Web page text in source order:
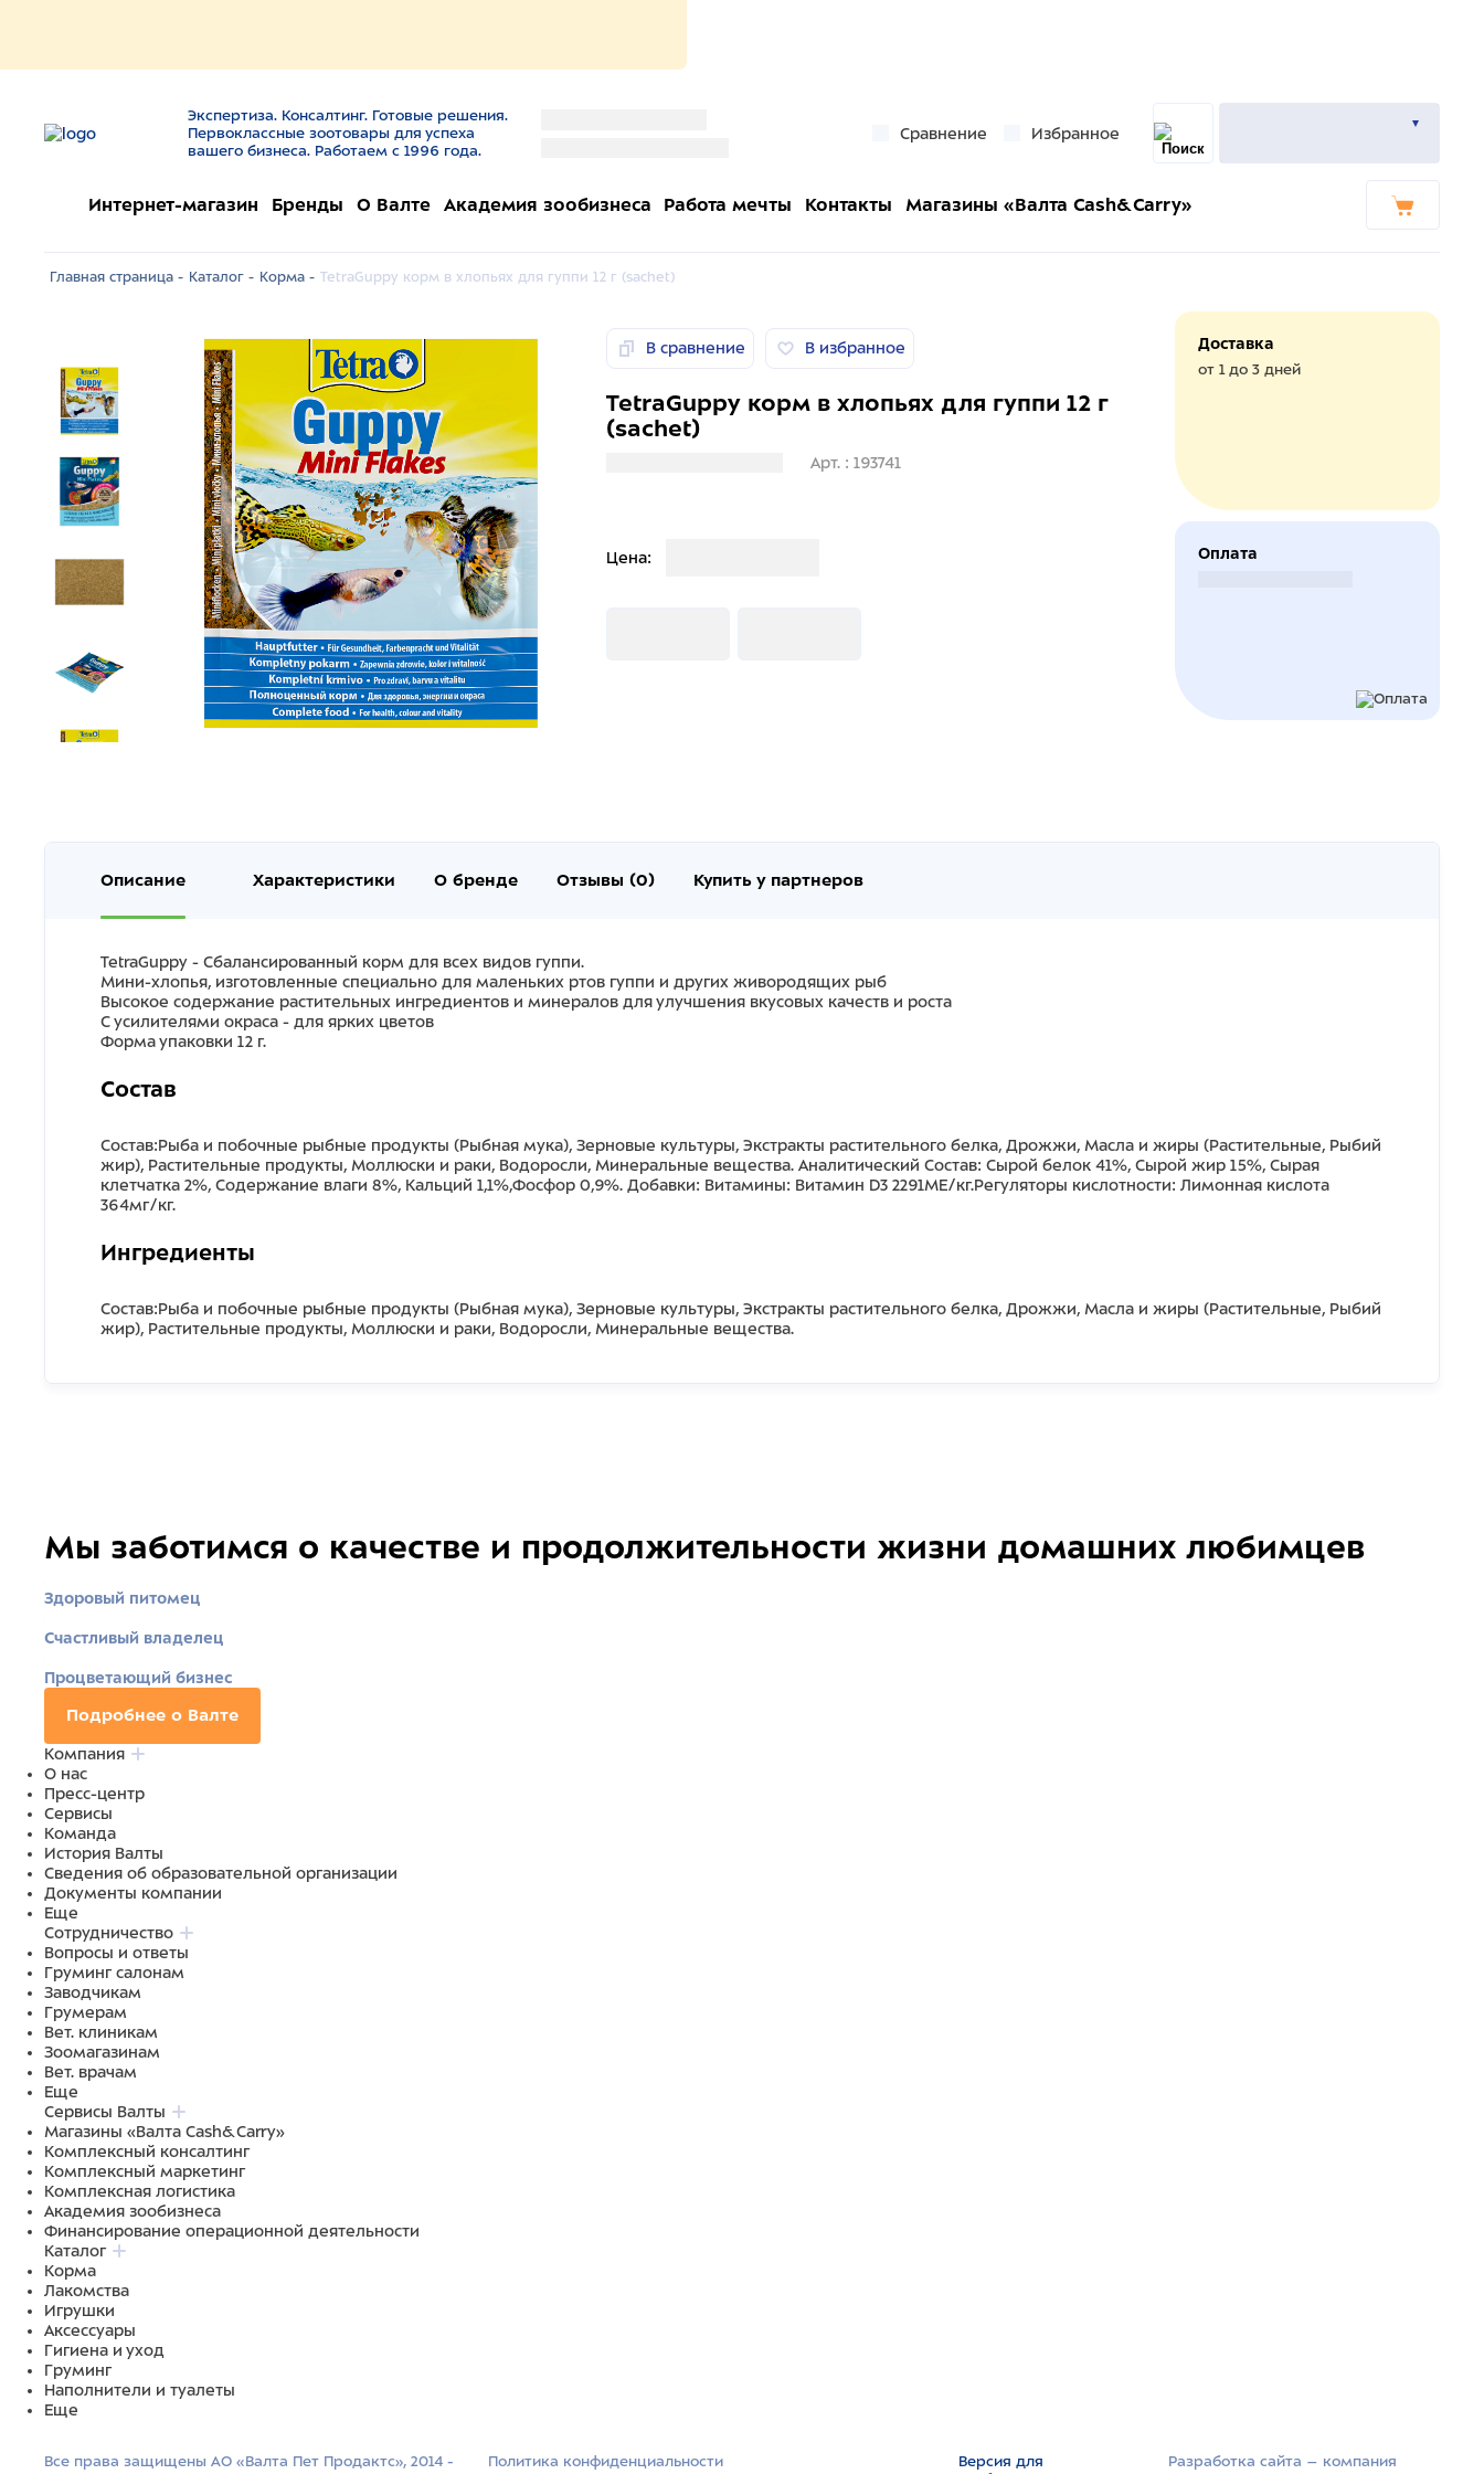
Экспертиза. Консалтинг. Готовые решения.
Первоклассные зоотовары для успеха
вашего бизнеса. Работаем с 1996 года.
Сравнение Избранное
Интернет-магазин Бренды О Валте Академия зообизнеса Работа мечты Контакты Магазины «Валта Cash&Carry»
Главная страница - Каталог - Корма - TetraGuppy корм в хлопьях для гуппи 12 г (sachet)
В сравнение В избранное
TetraGuppy корм в хлопьях для гуппи 12 г
(sachet)
Арт. : 193741
Цена:
Доставка
от 1 до 3 дней
Оплата
Описание Характеристики О бренде Отзывы (0) Купить у партнеров
TetraGuppy - Сбалансированный корм для всех видов гуппи.
Мини-хлопья, изготовленные специально для маленьких ртов гуппи и других живородящих рыб
Высокое содержание растительных ингредиентов и минералов для улучшения вкусовых качеств и роста
С усилителями окраса - для ярких цветов
Форма упаковки 12 г.
Состав
Состав:Рыба и побочные рыбные продукты (Рыбная мука), Зерновые культуры, Экстракты растительного белка, Дрожжи, Масла и жиры (Растительные, Рыбий
жир), Растительные продукты, Моллюски и раки, Водоросли, Минеральные вещества. Аналитический Состав: Сырой белок 41%, Сырой жир 15%, Сырая
клетчатка 2%, Содержание влаги 8%, Кальций 1,1%,Фосфор 0,9%. Добавки: Витамины: Витамин D3 2291МЕ/кг.Регуляторы кислотности: Лимонная кислота
364мг/кг.
Ингредиенты
Состав:Рыба и побочные рыбные продукты (Рыбная мука), Зерновые культуры, Экстракты растительного белка, Дрожжи, Масла и жиры (Растительные, Рыбий
жир), Растительные продукты, Моллюски и раки, Водоросли, Минеральные вещества.
Мы заботимся о качестве и продолжительности жизни домашних любимцев
Здоровый питомец
Счастливый владелец
Процветающий бизнес
Подробнее о Валте
Компания
О нас
Пресс-центр
Сервисы
Команда
История Валты
Сведения об образовательной организации
Документы компании
Еще
Сотрудничество
Вопросы и ответы
Груминг салонам
Заводчикам
Грумерам
Вет. клиникам
Зоомагазинам
Вет. врачам
Еще
Сервисы Валты
Магазины «Валта Cash&Carry»
Комплексный консалтинг
Комплексный маркетинг
Комплексная логистика
Академия зообизнеса
Финансирование операционной деятельности
Каталог
Корма
Лакомства
Игрушки
Аксессуары
Гигиена и уход
Груминг
Наполнители и туалеты
Еще
Все права защищены АО «Валта Пет Продактс», 2014 -
Политика конфиденциальности
Версия для
Разработка сайта –­ компания